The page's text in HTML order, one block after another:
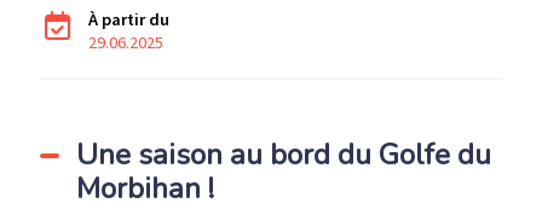
À partir du
29.06.2025
Une saison au bord du Golfe du
Morbihan !